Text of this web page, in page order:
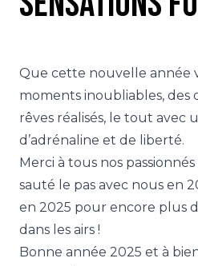
Que cette nouvelle année
moments inoubliables, des
rêves réalisés, le tout avec
d’adrénaline et de liberté.
Merci à tous nos
sauté le pas avec nous en
en 2025 pour encore plus
dans les airs !
Bonne année 2025 et à